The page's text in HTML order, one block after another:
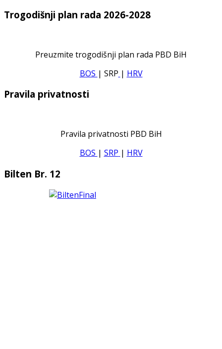
Trogodišnji plan rada 2026-2028
Preuzmite trogodišnji plan rada PBD BiH
BOS | SRP | HRV
Pravila privatnosti
Pravila privatnosti PBD BiH
BOS | SRP | HRV
Bilten Br. 12